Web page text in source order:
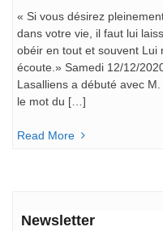
« Si vous désirez
dans votre vie, il faut lui
obéir en tout et souvent Lui
écoute.» Samedi 12/12/
Lasalliens a débuté avec
le mot du […]
Read More
Newsletter